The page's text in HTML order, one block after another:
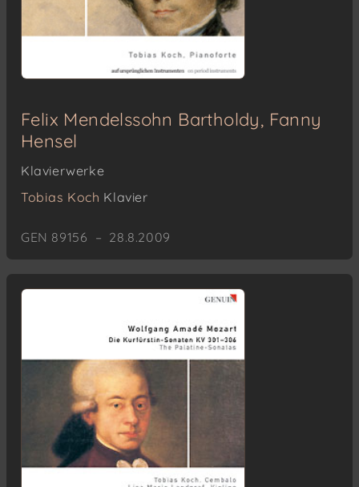
Felix Mendelssohn Bartholdy, Fanny
Hensel
Klavierwerke
Tobias Koch Klavier
GEN 89156 – 28.8.2009